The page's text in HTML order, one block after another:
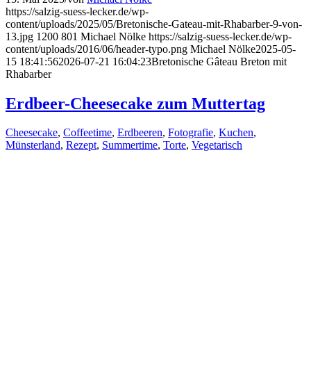
https://salzig-suess-lecker.de/wp-
content/uploads/2025/05/Bretonische-Gateau-mit-Rhabarber-9-von-
13.jpg 1200 801 Michael Nölke https://salzig-suess-lecker.de/wp-
content/uploads/2016/06/header-typo.png Michael Nölke2025-05-
15 18:41:562026-07-21 16:04:23Bretonische Gâteau Breton mit
Rhabarber
Erdbeer-Cheesecake zum Muttertag
Cheesecake, Coffeetime, Erdbeeren, Fotografie, Kuchen,
Münsterland, Rezept, Summertime, Torte, Vegetarisch